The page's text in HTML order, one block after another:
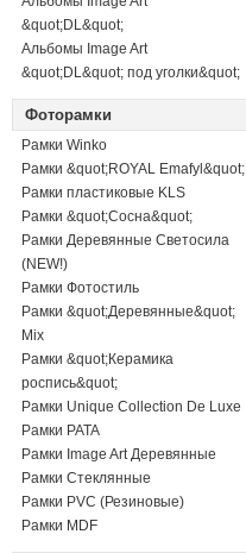
&quot;DL&quot;
Альбомы Image Art
&quot;DL&quot; под уголки&quot;
Фоторамки
Рамки Winko
Рамки &quot;ROYAL Emafyl&quot;
Рамки пластиковые KLS
Рамки &quot;Сосна&quot;
Рамки Деревянные Светосила
(NEW!)
Рамки Фотостиль
Рамки &quot;Деревянные&quot;
Mix
Рамки &quot;Керамика
роспись&quot;
Рамки Unique Collection De Luxe
Рамки PATA
Рамки Image Art Деревянные
Рамки Стеклянные
Рамки PVC (Резиновые)
Рамки MDF